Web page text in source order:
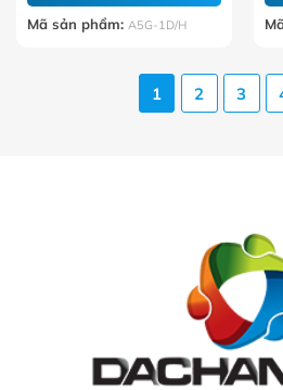
Mã sản phẩm: A5G-1D/H
1 2 3